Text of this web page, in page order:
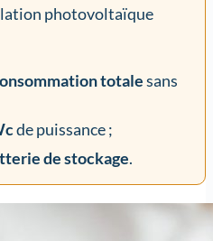
photovoltaïque
totalesans
de puissance ;
de stockage.